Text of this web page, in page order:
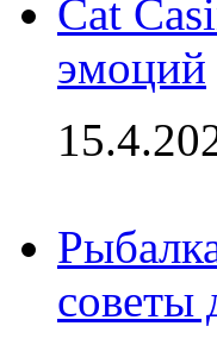
Cat
эмоций
советы